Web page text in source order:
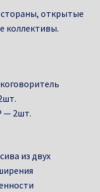
открытые
коллективы.
— 2шт.
из двух